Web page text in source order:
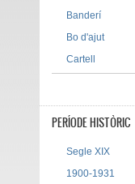
Banderí
Bo d'ajut
Cartell
PERÍODE HISTÒRIC
Segle XIX
1900-1931